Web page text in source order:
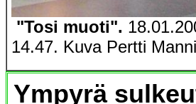
"Tosi muoti".
14.47. Kuva Pertti
Ympyrä